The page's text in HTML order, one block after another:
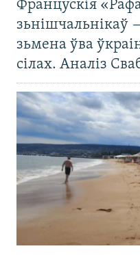
Францускія
зьнішчальнікаў
зьмена ўва
сілах. Аналіз